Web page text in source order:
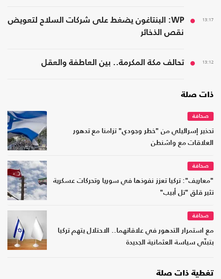
13:17
WP: البنتاغون يضغط على شركات السلاح لتعويض
نقص الذخائر
13:12 تحالف مكة المكرمة.. بين العاطفة والعقل
ذات صلة
صحافة
تحذير إسرائيلي من "خطر وجودي" تزامنا مع تدهور
العلاقات مع واشنطن
صحافة
"معاريف": تركيا تعزز نفوذها في سوريا وتحركات عسكرية
تثير قلق "تل أبيب"
صحافة
مع استمرار التدهور في علاقاتهما.. الاحتلال يتهم تركيا
بتبنّي سياسة العثمانية الجديدة
تغطية ذات صلة